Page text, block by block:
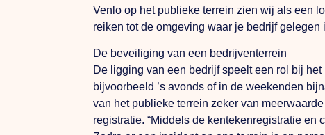
Venlo op het publieke terrein zien wij als een
reiken tot de omgeving waar je bedrijf gelegen
De beveiliging van een bedrijventerrein
De ligging van een bedrijf speelt een rol bij
bijvoorbeeld ’s avonds of in de weekenden
van het publieke terrein zeker van
registratie. “Middels de kentekenregistratie